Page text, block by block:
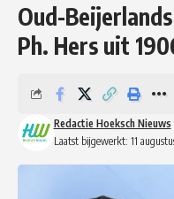
Oud-
Ph. Hers uit
Laatst bijgewerkt: 11
Redactie Hoeksch Nieuws